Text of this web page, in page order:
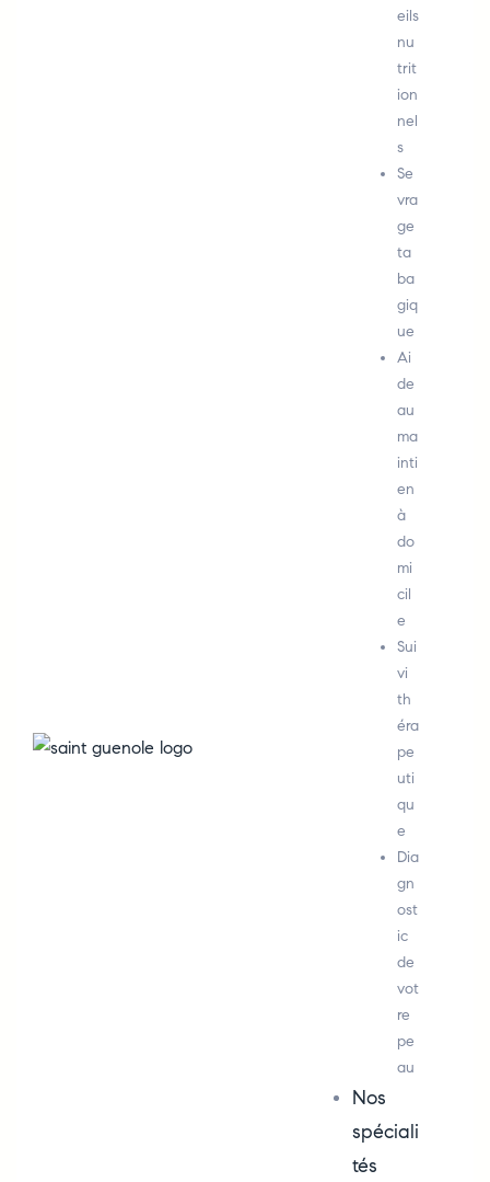
eils
nu
trit
ion
nel
s
Se
vra
ge
ta
ba
giq
ue
Ai
de
au
ma
inti
en
à
do
mi
cil
e
Sui
vi
th
éra
pe
uti
qu
e
Dia
gn
ost
ic
de
vot
re
pe
au
Nos
spéciali
tés